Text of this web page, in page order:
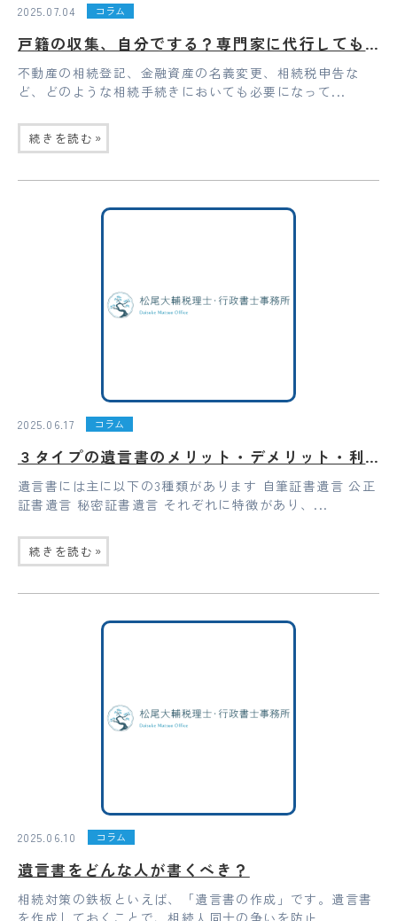
2025.07.04 コラム
戸籍の収集、自分でする？専門家に代行してもらう？どちらが良い？
不動産の相続登記、金融資産の名義変更、相続税申告な
ど、どのような相続手続きにおいても必要になって...
続きを読む »
2025.06.17 コラム
３タイプの遺言書のメリット・デメリット・利用をおすすめする人
遺言書には主に以下の3種類があります 自筆証書遺言 公正
証書遺言 秘密証書遺言 それぞれに特徴があり、...
続きを読む »
2025.06.10 コラム
遺言書をどんな人が書くべき？
相続対策の鉄板といえば、「遺言書の作成」です。遺言書
を作成しておくことで、相続人同士の争いを防止...